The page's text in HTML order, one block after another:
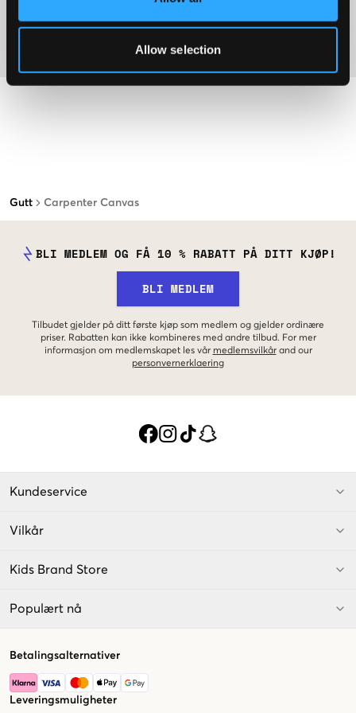
Allow selection
Gutt Carpenter Canvas
BLI MEDLEM OG FÅ 10 % RABATT PÅ DITT KJØP!
BLI MEDLEM
Tilbudet gjelder på ditt første kjøp som medlem og gjelder ordinære
priser. Rabatten kan ikke kombineres med andre tilbud. For mer
informasjon om medlemskapet les vår medlemsvilkår and our
personvernerklaering
Kundeservice
Vilkår
Kids Brand Store
Populært nå
Betalingsalternativer
Leveringsmuligheter